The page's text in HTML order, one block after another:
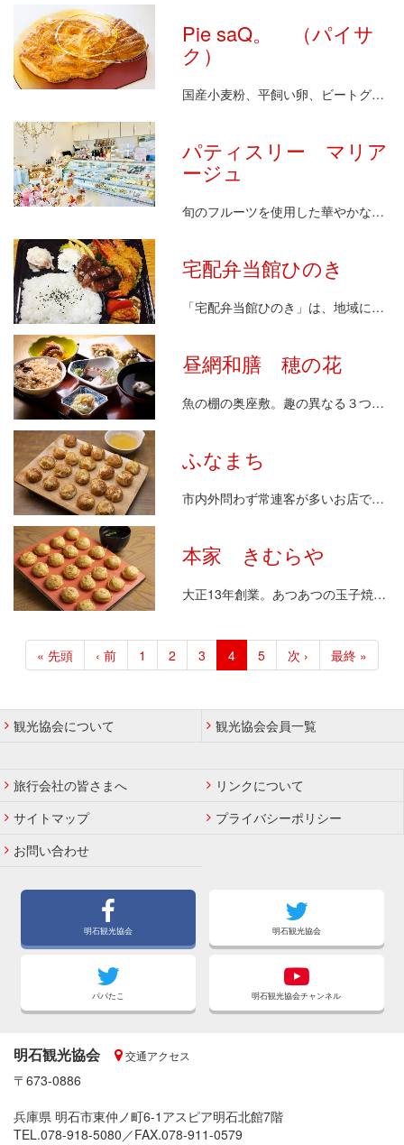
Pie saQ。 （パイサ
ク）
国産小麦粉、平飼い卵、ビートグラニュー糖、りんご等…
パティスリー マリア
ージュ
旬のフルーツを使用した華やかなケーキがショーケース…
宅配弁当館ひのき
「宅配弁当館ひのき」は、地域に根付いた安心・安全な…
昼網和膳 穂の花
魚の棚の奥座敷。趣の異なる３つの個室をご用意してお…
ふなまち
市内外問わず常連客が多いお店で、平日も休日もお客様…
本家 きむらや
大正13年創業。あつあつの玉子焼は一人前20個。お…
ペ
ジ
り
先
頭
ー
ジ
« 先頭
前
ペ
ジ
‹ 前
ペ
ー
1
ペ
ー
2
ペ
ー
3
カ
レ
ト
ペ
4
ペ
ー
5
次
ペ
ジ
次 ›
最
終
ー
最終 »
観光協会について 観光協会会員一覧
旅行会社の皆さまへ
リンクについて
サイトマップ
プライバシーポリシー
お問い合わせ
明石観光協会 明石観光協会
パパたこ 明石観光協会チャンネル
明石観光協会 交通アクセス
〒673-0886
兵庫県 明石市東仲ノ町6-1アスピア明石北館7階
TEL.078-918-5080／FAX.078-911-0579